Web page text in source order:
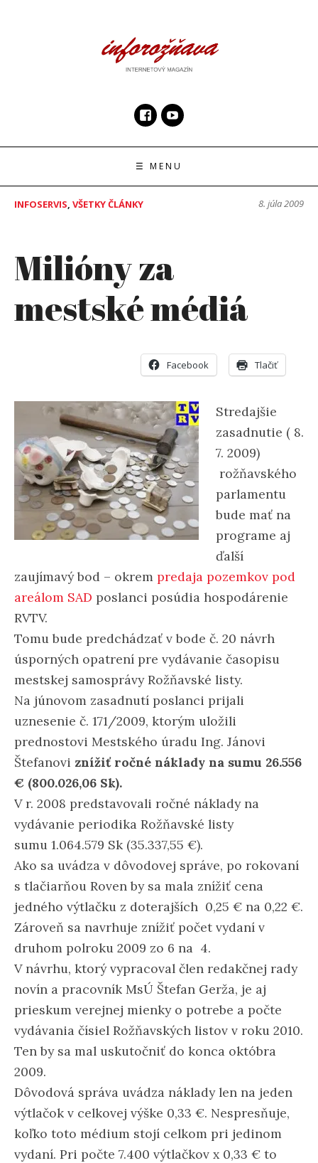
☰ MENU
INFOSERVIS, VŠETKY ČLÁNKY 8. júla 2009
Milióny za
mestské médiá
Facebook Tlačiť
Stredajšie
zasadnutie ( 8.
7. 2009)
rožňavského
parlamentu
bude mať na
programe aj
ďalší
zaujímavý bod – okrem predaja pozemkov pod
areálom SAD poslanci posúdia hospodárenie
RVTV.
Tomu bude predchádzať v bode č. 20 návrh
úsporných opatrení pre vydávanie časopisu
mestskej samosprávy Rožňavské listy.
Na júnovom zasadnutí poslanci prijali
uznesenie č. 171/2009, ktorým uložili
prednostovi Mestského úradu Ing. Jánovi
Štefanovi znížiť ročné náklady na sumu 26.556
€ (800.026,06 Sk).
V r. 2008 predstavovali ročné náklady na
vydávanie periodika Rožňavské listy
sumu 1.064.579 Sk (35.337,55 €).
Ako sa uvádza v dôvodovej správe, po rokovaní
s tlačiarňou Roven by sa mala znížiť cena
jedného výtlačku z doterajších 0,25 € na 0,22 €.
Zároveň sa navrhuje znížiť počet vydaní v
druhom polroku 2009 zo 6 na 4.
V návrhu, ktorý vypracoval člen redakčnej rady
novín a pracovník MsÚ Štefan Gerža, je aj
prieskum verejnej mienky o potrebe a počte
vydávania čísiel Rožňavských listov v roku 2010.
Ten by sa mal uskutočniť do konca októbra
2009.
Dôvodová správa uvádza náklady len na jeden
výtlačok v celkovej výške 0,33 €. Nespresňuje,
koľko toto médium stojí celkom pri jedinom
vydaní. Pri počte 7.400 výtlačkov x 0,33 € to